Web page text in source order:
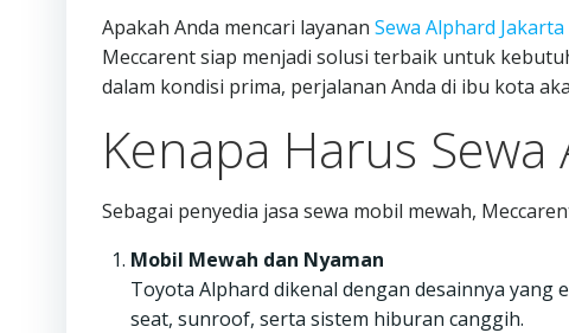
Apakah Anda mencari layanan Sewa Alphard
Meccarent siap menjadi solusi terbaik untuk
dalam kondisi prima, perjalanan Anda di ibu kota
Kenapa Harus
Sebagai penyedia jasa sewa mobil mewah,
Mobil Mewah dan Nyaman
Toyota Alphard dikenal dengan desainnya
seat, sunroof, serta sistem hiburan canggih.